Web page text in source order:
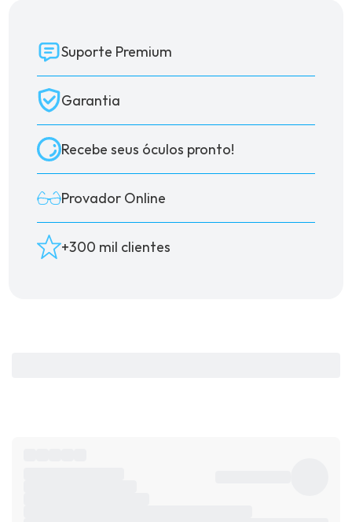
Suporte Premium
Garantia
Recebe seus óculos pronto!
Provador Online
+300 mil clientes